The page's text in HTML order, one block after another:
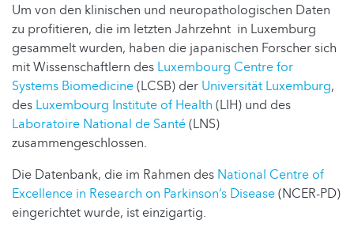
Um von den klinischen und neuropathologischen Daten
zu profitieren, die im letzten Jahrzehnt in Luxemburg
gesammelt wurden, haben die japanischen Forscher sich
mit Wissenschaftlern des Luxembourg Centre for
Systems Biomedicine(LCSB) der Universität Luxemburg,
des Luxembourg Institute of Health (LIH) und des
Laboratoire National de Santé(LNS)
zusammengeschlossen.
Die Datenbank, die im Rahmen des National Centre of
Excellence in Research on Parkinson’s Disease(NCER-PD)
eingerichtet wurde, ist einzigartig.